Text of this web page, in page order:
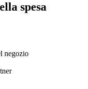
spesa
negozio